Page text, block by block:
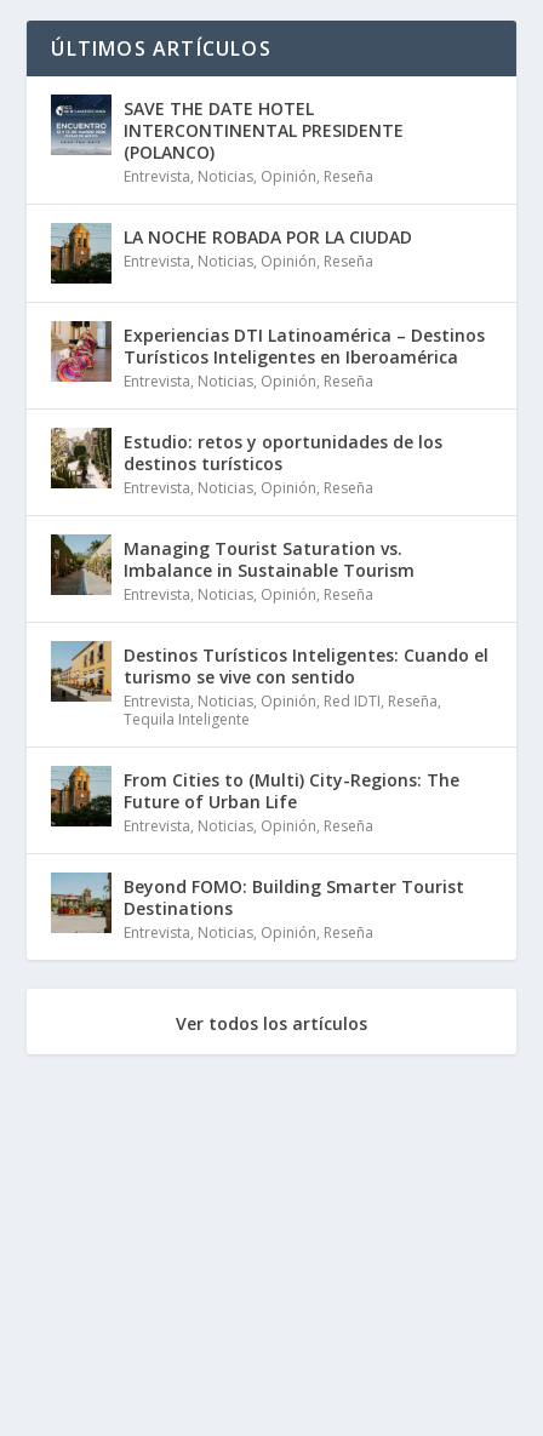
ÚLTIMOS ARTÍCULOS
SAVE THE DATE HOTEL
INTERCONTINENTAL PRESIDENTE
(POLANCO)
Entrevista, Noticias, Opinión, Reseña
LA NOCHE ROBADA POR LA CIUDAD
Entrevista, Noticias, Opinión, Reseña
Experiencias DTI Latinoamérica – Destinos
Turísticos Inteligentes en Iberoamérica
Entrevista, Noticias, Opinión, Reseña
Estudio: retos y oportunidades de los
destinos turísticos
Entrevista, Noticias, Opinión, Reseña
Managing Tourist Saturation vs.
Imbalance in Sustainable Tourism
Entrevista, Noticias, Opinión, Reseña
Destinos Turísticos Inteligentes: Cuando el
turismo se vive con sentido
Entrevista, Noticias, Opinión, Red IDTI, Reseña,
Tequila Inteligente
From Cities to (Multi) City-Regions: The
Future of Urban Life
Entrevista, Noticias, Opinión, Reseña
Beyond FOMO: Building Smarter Tourist
Destinations
Entrevista, Noticias, Opinión, Reseña
Ver todos los artículos